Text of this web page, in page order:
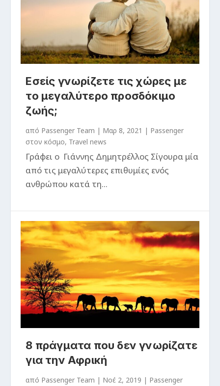
Εσείς γνωρίζετε τις χώρες με
το μεγαλύτερο προσδόκιμο
ζωής;
από Passenger Team | Μαρ 8, 2021 | Passenger
στον κόσμο, Travel news
Γράφει ο Γιάννης Δημητρέλλος Σίγουρα μία
από τις μεγαλύτερες επιθυμίες ενός
ανθρώπου κατά τη...
8 πράγματα που δεν γνωρίζατε
για την Αφρική
από Passenger Team | Νοέ 2, 2019 | Passenger